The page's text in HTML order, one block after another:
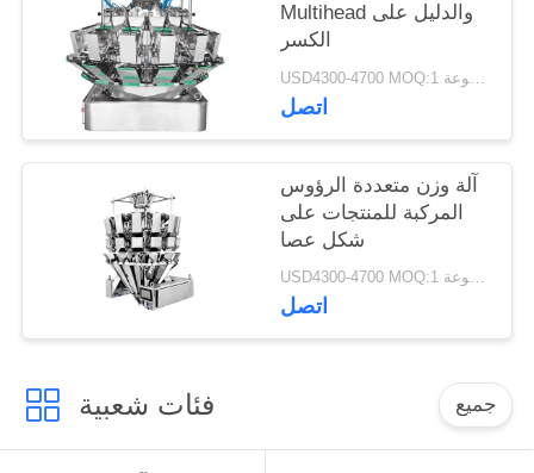
Multihead والدليل على
الكسر
USD4300-4700 MOQ:1 مجموعة
اتصل
آلة وزن متعددة الرؤوس
المركبة للمنتجات على
شكل عصا
USD4300-4700 MOQ:1 مجموعة
اتصل
فئات شعبية جميع